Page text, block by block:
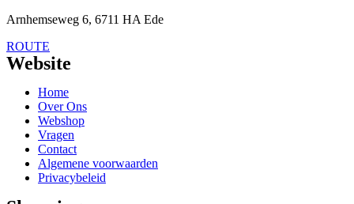
Arnhemseweg 6, 6711 HA Ede
ROUTE
Website
Home
Over Ons
Webshop
Vragen
Contact
Algemene voorwaarden
Privacybeleid